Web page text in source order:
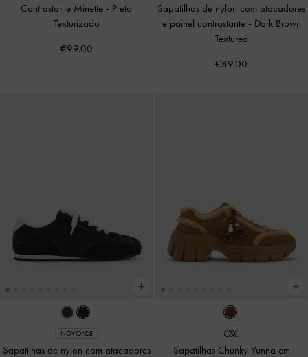
Contrastante Minette - Preto
Texturizado
€99.00
Sapatilhas de nylon com atacadores
e painel contrastante - Dark Brown
Textured
€89.00
NOVIDADE
Sapatilhas de nylon com atacadores
Sapatilhas Chunky Yunna em